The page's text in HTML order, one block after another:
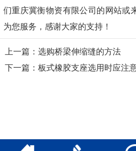
们重庆冀衡物资有限公司的网站或
为您服务，感谢大家的支持！
上一篇：选购桥梁伸缩缝的方法
下一篇：板式橡胶支座选用时应注